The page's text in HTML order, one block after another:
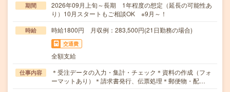
期間
2026年09月上旬～長期 1年程度の想定（延長の可能性あ
り）10月スタートもご相談OK ※9月～！
時給 時給1800円 月収例：283,500円(21日勤務の場合)
交通費
全額支給
仕事内容
＊受注データの入力・集計・チェック＊資料の作成（フォ
ーマットあり）＊請求書発行、伝票処理＊郵便物・配…